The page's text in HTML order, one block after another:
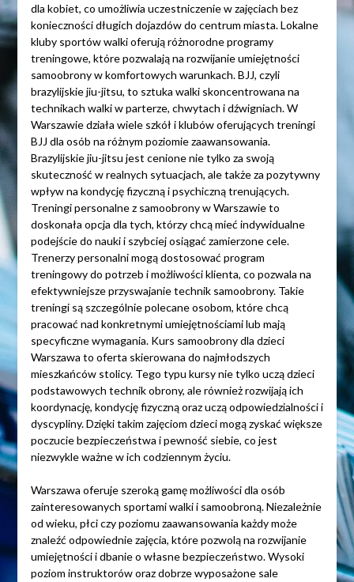
dla kobiet, co umożliwia uczestniczenie w zajęciach bez
konieczności długich dojazdów do centrum miasta. Lokalne
kluby sportów walki oferują różnorodne programy
treningowe, które pozwalają na rozwijanie umiejętności
samoobrony w komfortowych warunkach. BJJ, czyli
brazylijskie jiu-jitsu, to sztuka walki skoncentrowana na
technikach walki w parterze, chwytach i dźwigniach. W
Warszawie działa wiele szkół i klubów oferujących treningi
BJJ dla osób na różnym poziomie zaawansowania.
Brazylijskie jiu-jitsu jest cenione nie tylko za swoją
skuteczność w realnych sytuacjach, ale także za pozytywny
wpływ na kondycję fizyczną i psychiczną trenujących.
Treningi personalne z samoobrony w Warszawie to
doskonała opcja dla tych, którzy chcą mieć indywidualne
podejście do nauki i szybciej osiągać zamierzone cele.
Trenerzy personalni mogą dostosować program
treningowy do potrzeb i możliwości klienta, co pozwala na
efektywniejsze przyswajanie technik samoobrony. Takie
treningi są szczególnie polecane osobom, które chcą
pracować nad konkretnymi umiejętnościami lub mają
specyficzne wymagania. Kurs samoobrony dla dzieci
Warszawa to oferta skierowana do najmłodszych
mieszkańców stolicy. Tego typu kursy nie tylko uczą dzieci
podstawowych technik obrony, ale również rozwijają ich
koordynację, kondycję fizyczną oraz uczą odpowiedzialności i
dyscypliny. Dzięki takim zajęciom dzieci mogą zyskać większe
poczucie bezpieczeństwa i pewność siebie, co jest
niezwykle ważne w ich codziennym życiu.
Warszawa oferuje szeroką gamę możliwości dla osób
zainteresowanych sportami walki i samoobroną. Niezależnie
od wieku, płci czy poziomu zaawansowania każdy może
znaleźć odpowiednie zajęcia, które pozwolą na rozwijanie
umiejętności i dbanie o własne bezpieczeństwo. Wysoki
poziom instruktorów oraz dobrze wyposażone sale